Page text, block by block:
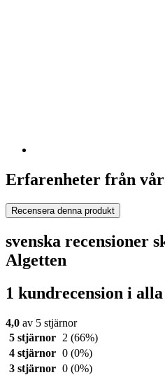
Erfarenheter från
Recensera denna produkt
svenska recensioner
Algetten
1 kundrecension i
4,0 av 5 stjärnor
5 stjärnor
2 (66%)
4 stjärnor 0 (0%)
3 stjärnor 0 (0%)